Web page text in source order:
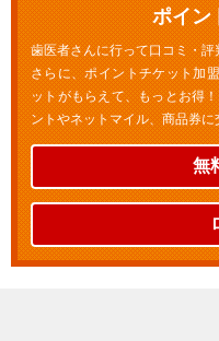
ポイン
歯医者さんに行って口コミ・
さらに、ポイントチケット加
ットがもらえて、もっとお得
ントやネットマイル、商品券に
無